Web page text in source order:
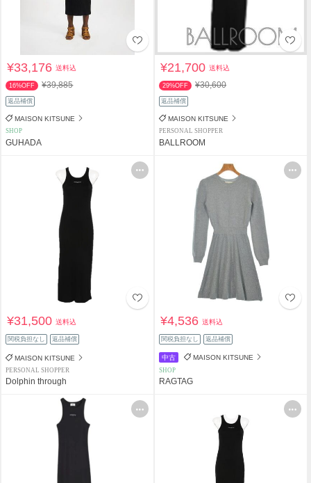
¥33,176送料込
16%OFF ¥39,885
返品補償
MAISON KITSUNE
SHOP
GUHADA
¥21,700送料込
29%OFF ¥30,600
返品補償
MAISON KITSUNE
PERSONAL SHOPPER
BALLROOM
¥31,500送料込
関税負担なし 返品補償
MAISON KITSUNE
PERSONAL SHOPPER
Dolphin through
¥4,536送料込
関税負担なし 返品補償
中古 MAISON KITSUNE
SHOP
RAGTAG